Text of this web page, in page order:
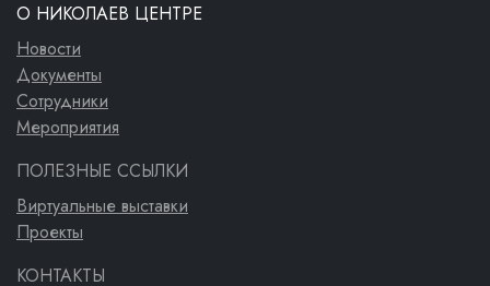
О НИКОЛАЕВ ЦЕНТРЕ
Новости
Документы
Сотрудники
Мероприятия
ПОЛЕЗНЫЕ ССЫЛКИ
Виртуальные выставки
Проекты
КОНТАКТЫ